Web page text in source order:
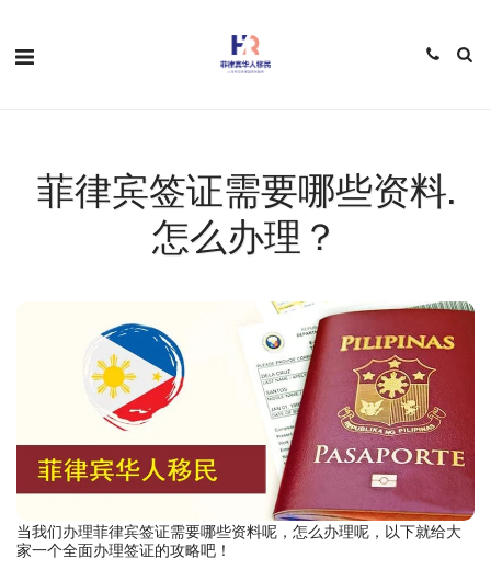
菲律宾签证需要哪些资料.
怎么办理？
当我们办理菲律宾签证需要哪些资料呢，怎么办理呢，以下就给大
家一个全面办理签证的攻略吧！